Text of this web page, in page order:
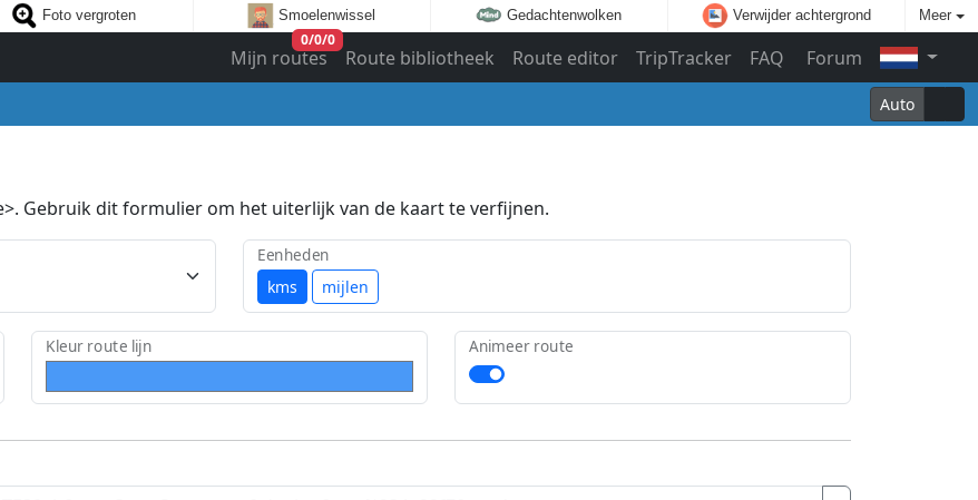
Foto vergroten Smoelenwissel Gedachtenwolken Verwijder achtergrond Meer
Mijn routes
0/0/0
Route bibliotheek Route editor TripTracker FAQ
Forum
Auto
Gebruik dit formulier om het uiterlijk van de kaart te verfijnen.
kms mijlen
Eenheden
Kleur route lijn Animeer route